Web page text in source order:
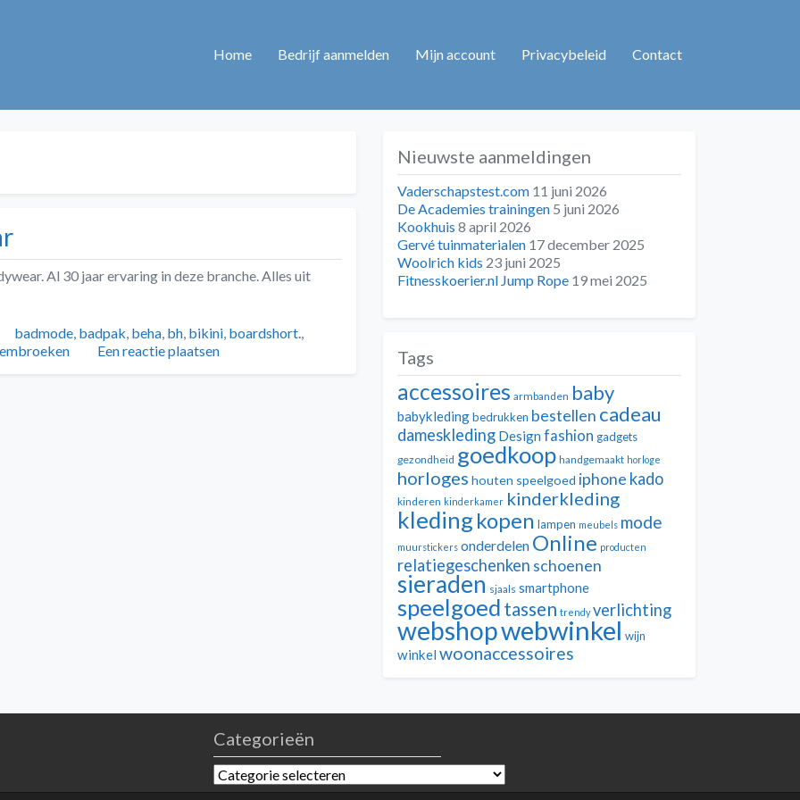
Home Bedrijf aanmelden Mijn account Privacybeleid Contact
Al 30 jaar ervaring in deze branche. Alles uit
Tags
badmode badpak beha bh bikini boardshort.
Een reactie plaatsen
Nieuwste aanmeldingen
Vaderschapstest.com 11 juni 2026
De Academies trainingen 5 juni 2026
Kookhuis 8 april 2026
Gervé tuinmaterialen 17 december 2025
Woolrich kids 23 juni 2025
Fitnesskoerier.nl Jump Rope 19 mei 2025
Tags
accessoires armbanden baby
babykledingbedrukken bestellen cadeau
dameskleding Design fashion gadgets
gezondheid goedkoop handgemaakt horloge
horloges houten speelgoed iphone kado
kinderen kinderkamer kinderkleding
kleding kopen lampen meubels mode
muurstickers onderdelen Online producten
relatiegeschenken schoenen
sieraden sjaals smartphone
speelgoed tassen trendy verlichting
webshopwebwinkel wijn
winkelwoonaccessoires
Categorieën
Categorieën